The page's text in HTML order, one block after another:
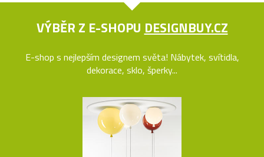
VÝBĚR Z E-SHOPU DESIGNBUY.CZ
E-shop s nejlepším designem světa! Nábytek, svítidla,
dekorace, sklo, šperky...